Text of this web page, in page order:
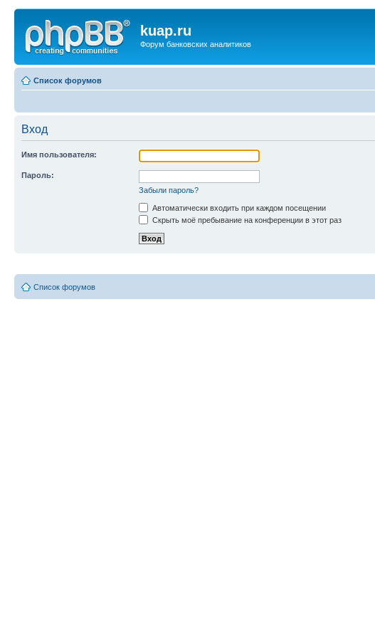
kuap.ru
Форум банковских аналитиков
Список форумов
Вход
Имя пользователя:
Пароль:
Забыли пароль?
Автоматически входить при каждом посещении
Скрыть моё пребывание на конференции в этот раз
Список форумов